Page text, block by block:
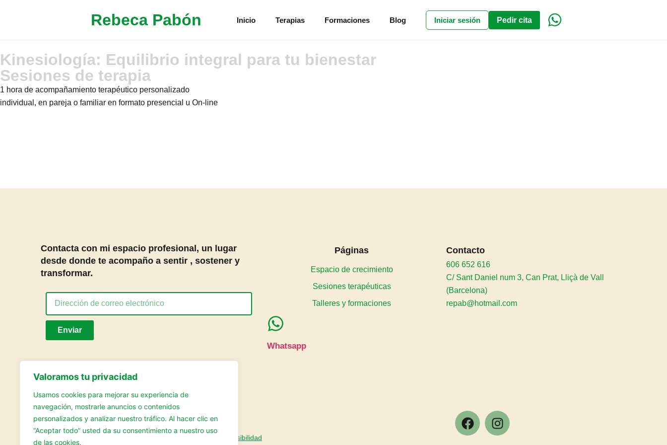
Valoramos tu privacidad
Usamos cookies para mejorar su experiencia de
navegación, mostrarle anuncios o contenidos
personalizados y analizar nuestro tráfico. Al hacer clic en
“Aceptar todo” usted da su consentimiento a nuestro uso
de las cookies.
Rebeca Pabón Inicio Terapias Formaciones Blog Iniciar sesión Pedir cita
Kinesiología: Equilibrio integral para tu bienestar
Sesiones de terapia
1 hora de acompañamiento terapéutico personalizado
individual, en pareja o familiar en formato presencial u On-line
Contacta con mi espacio profesional, un lugar
desde donde te acompaño a sentir , sostener y
transformar.
Enviar
Páginas
Espacio de crecimiento
Sesiones terapéuticas
Talleres y formaciones
Whatsapp
Contacto
606 652 616
C/ Sant Daniel num 3, Can Prat, Lliçà de Vall
(Barcelona)
repab@hotmail.com
Rebeca Pabon© 2025
Declaración de accesibilidad